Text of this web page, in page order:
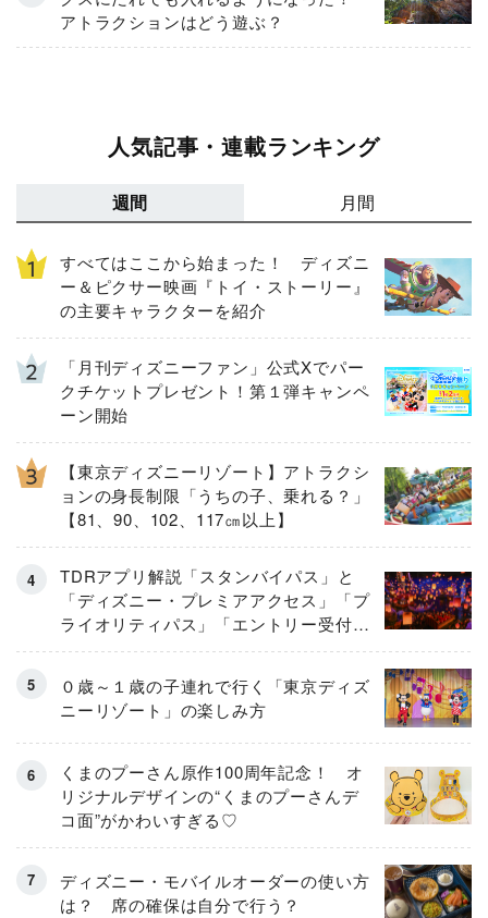
アトラクションはどう遊ぶ？
人気記事・連載ランキング
週間 月間
すべてはここから始まった！ ディズニ
ー＆ピクサー映画『トイ・ストーリー』
の主要キャラクターを紹介
「月刊ディズニーファン」公式Xでパー
クチケットプレゼント！第１弾キャンペ
ーン開始
【東京ディズニーリゾート】アトラクシ
ョンの身長制限「うちの子、乗れる？」
【81、90、102、117㎝以上】
TDRアプリ解説「スタンバイパス」と
「ディズニー・プレミアアクセス」「プ
ライオリティパス」「エントリー受付」
とは
０歳～１歳の子連れで行く「東京ディズ
ニーリゾート」の楽しみ方
くまのプーさん原作100周年記念！ オ
リジナルデザインの“くまのプーさんデ
コ面”がかわいすぎる♡
ディズニー・モバイルオーダーの使い方
は？ 席の確保は自分で行う？